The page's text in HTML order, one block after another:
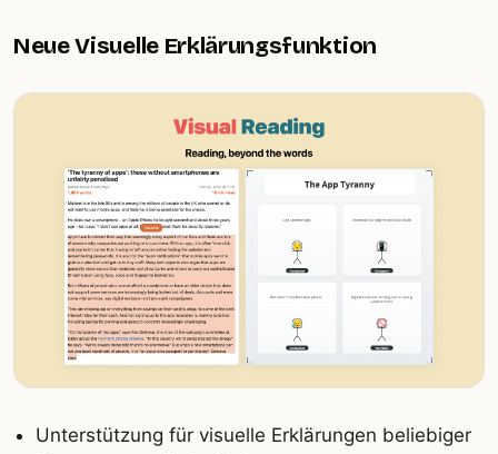
Neue Visuelle Erklärungsfunktion
Unterstützung für visuelle Erklärungen beliebiger